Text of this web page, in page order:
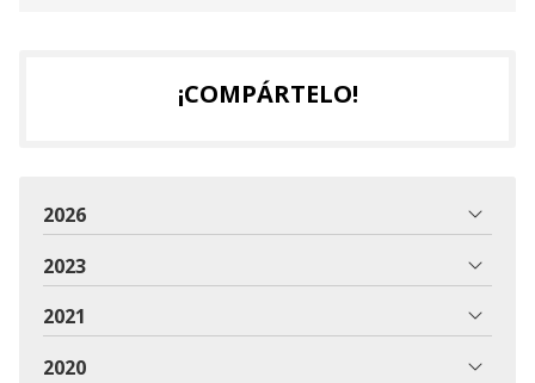
¡COMPÁRTELO!
2026
2023
2021
2020